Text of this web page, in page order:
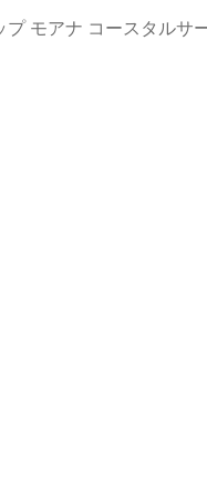
モアナ コースタルサ